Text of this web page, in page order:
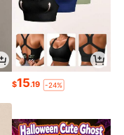
$15.19 -24%